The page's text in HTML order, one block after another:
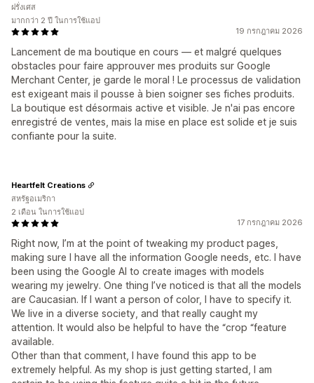
19 กรกฎาคม 2026
Lancement de ma boutique en cours — et malgré quelques
obstacles pour faire approuver mes produits sur Google
Merchant Center, je garde le moral ! Le processus de validation
est exigeant mais il pousse à bien soigner ses fiches produits.
La boutique est désormais active et visible. Je n'ai pas encore
enregistré de ventes, mais la mise en place est solide et je suis
confiante pour la suite.
ฝรั่งเศส
มากกว่า 2 ปี ในการใช้แอป
17 กรกฎาคม 2026
Right now, I’m at the point of tweaking my product pages,
making sure I have all the information Google needs, etc. I have
been using the Google AI to create images with models
wearing my jewelry. One thing I’ve noticed is that all the models
are Caucasian. If I want a person of color, I have to specify it.
We live in a diverse society, and that really caught my
attention. It would also be helpful to have the “crop “feature
available.
Other than that comment, I have found this app to be
extremely helpful. As my shop is just getting started, I am
Heartfelt Creations
สหรัฐอเมริกา
2 เดือน ในการใช้แอป